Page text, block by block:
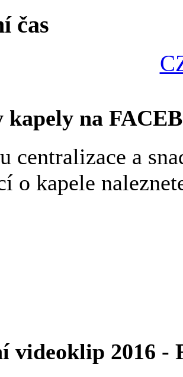
čas
na
centralizace a
o kapele
videoklip 2016 -